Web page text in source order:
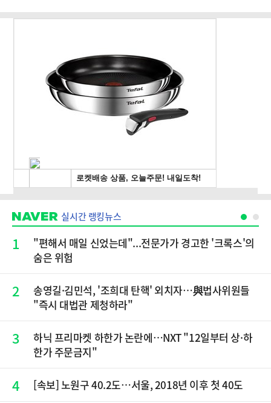
실시간 랭킹뉴스
1
"편해서 매일 신었는데"...전문가가 경고한 '크록스'의
숨은 위험
2
송영길·김민석, '조희대 탄핵' 외치자…與법사위원들
"즉시 대법관 제청하라"
3
하닉 프리마켓 하한가 논란에…NXT "12일부터 상·하
한가 주문금지"
4 [속보] 노원구 40.2도…서울, 2018년 이후 첫 40도